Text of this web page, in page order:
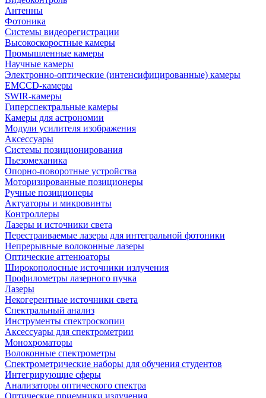
Антенны
Фотоника
Cистемы видеорегистрации
Высокоскоростные камеры
Промышленные камеры
Научные камеры
Электронно-оптические (интенсифицированные) камеры
EMCCD-камеры
SWIR-камеры
Гиперспектральные камеры
Камеры для астрономии
Модули усилителя изображения
Аксессуары
Системы позиционирования
Пьезомеханика
Опорно-поворотные устройства
Моторизированные позиционеры
Ручные позиционеры
Актуаторы и микровинты
Контроллеры
Лазеры и источники света
Перестраиваемые лазеры для интегральной фотоники
Непрерывные волоконные лазеры
Оптические аттенюаторы
Широкополосные источники излучения
Профилометры лазерного пучка
Лазеры
Некогерентные источники света
Спектральный анализ
Инструменты спектроскопии
Аксессуары для спектрометрии
Монохроматоры
Волоконные спектрометры
Спектрометрические наборы для обучения студентов
Интегрирующие сферы
Анализаторы оптического спектра
Оптические приемники излучения